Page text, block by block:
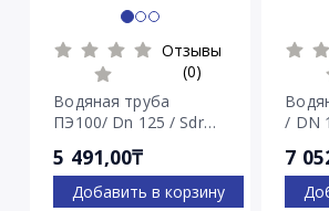
Отзывы
(0)
Водяная труба
ПЭ100/ Dn 125 / Sdr
5 491,00₸
Добавить в корзину
/ DN
7